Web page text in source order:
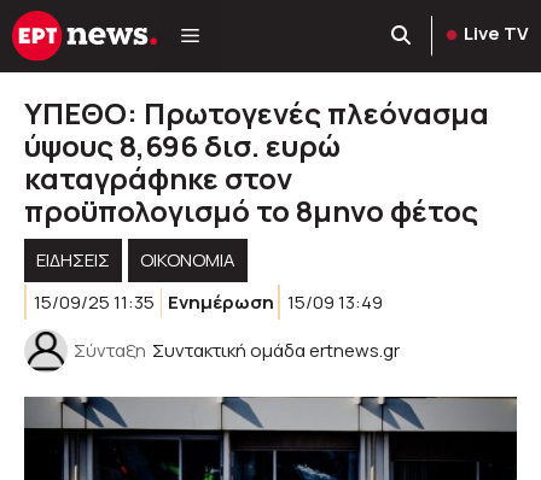
Μετάβαση
σε
Live TV
ΥΠΕΘΟ: Πρωτογενές πλεόνασμα
ύψους 8,696 δισ. ευρώ
καταγράφηκε στον
προϋπολογισμό το 8μηνο φέτος
ΕΙΔΗΣΕΙΣ
ΟΙΚΟΝΟΜΙΑ
15/09/25 11:35
Ενημέρωση 15/09 13:49
Σύνταξη Συντακτική ομάδα ertnews.gr